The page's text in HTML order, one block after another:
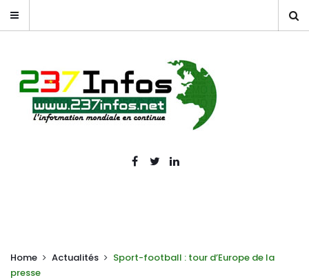
Home Actualités
Sport-football : tour d’Europe de la
presse